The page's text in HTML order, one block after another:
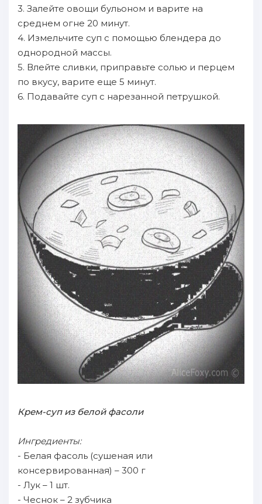
3. Залейте овощи бульоном и варите на
среднем огне 20 минут.
4. Измельчите суп с помощью блендера до
однородной массы.
5. Влейте сливки, приправьте солью и перцем
по вкусу, варите еще 5 минут.
6. Подавайте суп с нарезанной петрушкой.
Крем-суп из белой фасоли
Ингредиенты:
- Белая фасоль (сушеная или
консервированная) – 300 г
- Лук – 1 шт.
- Чеснок – 2 зубчика